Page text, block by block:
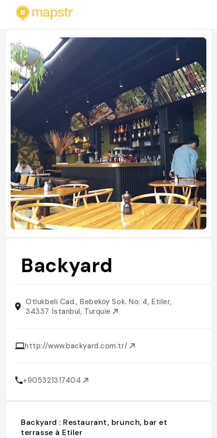
Backyard
Otlukbeli Cad., Bebeköy Sok. No: 4, Etiler,
34337 İstanbul, Turquie
http://www.backyard.com.tr/
+905321317404
Backyard : Restaurant, brunch, bar et
terrasse à Etiler